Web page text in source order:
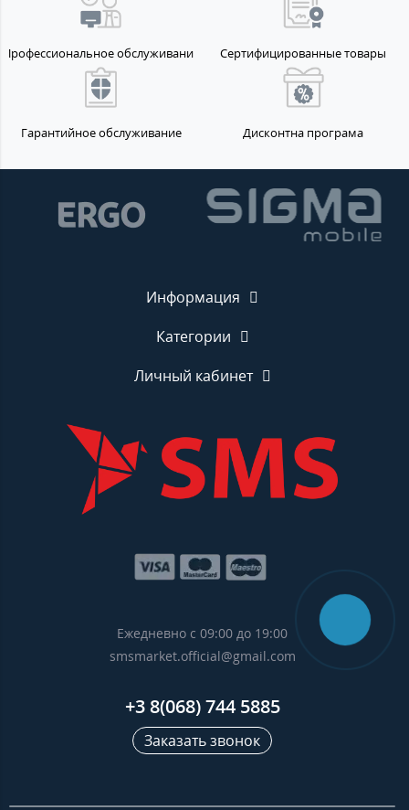
Профессиональное обслуживание Сертифицированные товары
Гарантийное обслуживание Дисконтна програма
Информация
Категории
Личный кабинет
Ежедневно с 09:00 до 19:00
smsmarket.official@gmail.com
+3 8(068) 744 5885
Заказать звонок